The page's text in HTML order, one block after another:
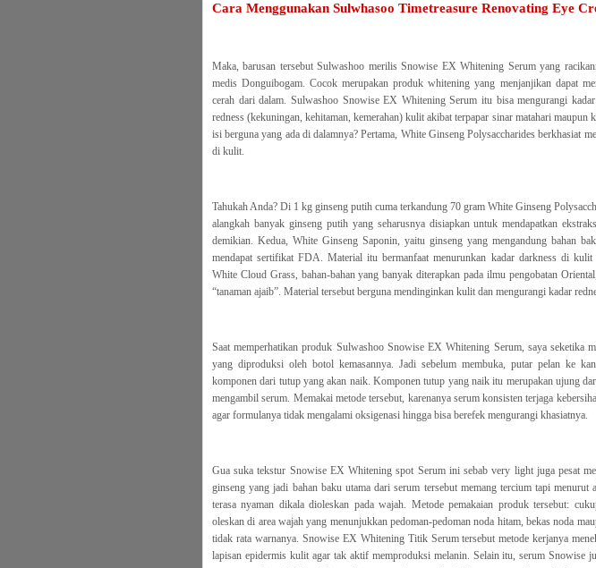
Cara Menggunakan Sulwhasoo Timetreasure Renovating Eye
Maka, barusan tersebut Sulwashoo merilis Snowise EX Whitening Serum yang
medis Donguibogam. Cocok merupakan produk whitening yang menjanjikan dapat
cerah dari dalam. Sulwashoo Snowise EX Whitening Serum itu bisa mengurangi
redness (kekuningan, kehitaman, kemerahan) kulit akibat terpapar sinar matahari maupun
isi berguna yang ada di dalamnya? Pertama, White Ginseng Polysaccharides berkhasiat
di kulit.
Tahukah Anda? Di 1 kg ginseng putih cuma terkandung 70 gram White Ginseng
alangkah banyak ginseng putih yang seharusnya disiapkan untuk mendapatkan
demikian. Kedua, White Ginseng Saponin, yaitu ginseng yang mengandung bahan
mendapat sertifikat FDA. Material itu bermanfaat menurunkan kadar darkness di kulit
White Cloud Grass, bahan-bahan yang banyak diterapkan pada ilmu pengobatan
“tanaman ajaib”. Material tersebut berguna mendinginkan kulit dan mengurangi kadar
Saat memperhatikan produk Sulwashoo Snowise EX Whitening Serum, saya seketika
yang diproduksi oleh botol kemasannya. Jadi sebelum membuka, putar pelan ke
komponen dari tutup yang akan naik. Komponen tutup yang naik itu merupakan ujung
mengambil serum. Memakai metode tersebut, karenanya serum konsisten terjaga
agar formulanya tidak mengalami oksigenasi hingga bisa berefek mengurangi khasiatnya.
Gua suka tekstur Snowise EX Whitening spot Serum ini sebab very light juga pesat
ginseng yang jadi bahan baku utama dari serum tersebut memang tercium tapi menurut
terasa nyaman dikala dioleskan pada wajah. Metode pemakaian produk tersebut:
oleskan di area wajah yang menunjukkan pedoman-pedoman noda hitam, bekas noda
tidak rata warnanya. Snowise EX Whitening Titik Serum tersebut metode kerjanya
lapisan epidermis kulit agar tak aktif memproduksi melanin. Selain itu, serum Snowise